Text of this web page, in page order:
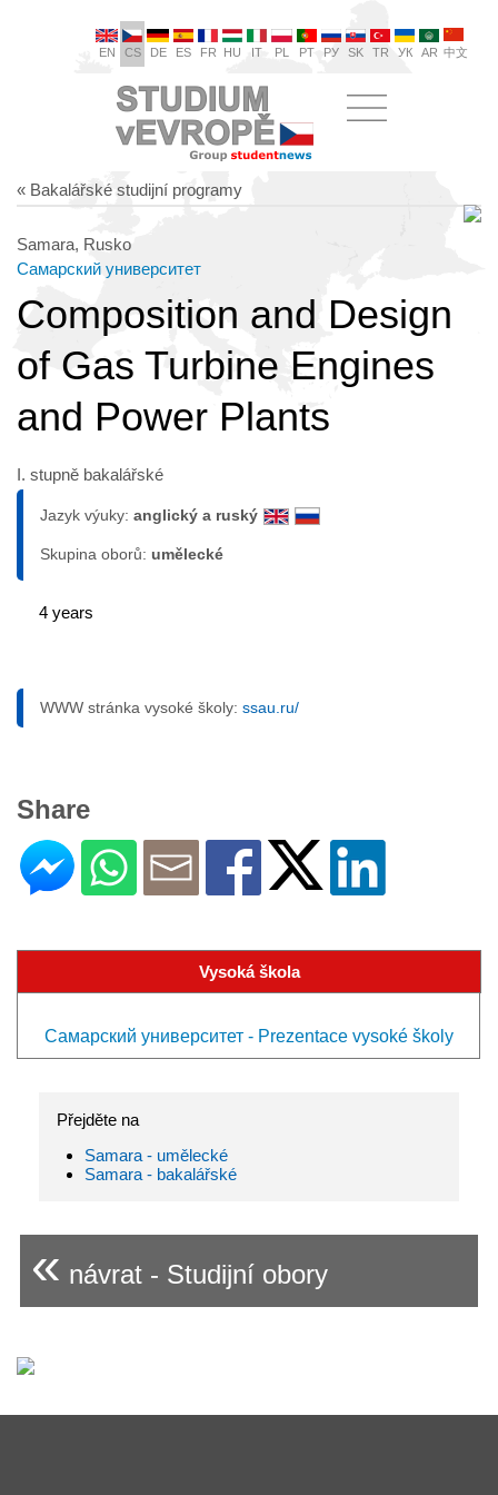
EN CS DE ES FR HU IT PL PT РУ SK TR УК AR 中文
« Bakalářské studijní programy
Samara, Rusko
Самарский университет
Composition and Design
of Gas Turbine Engines
and Power Plants
I. stupně bakalářské
Jazyk výuky: anglický a ruský
Skupina oborů: umělecké
4 years
WWW stránka vysoké školy: ssau.ru/
Share
Vysoká škola
Самарский университет - Prezentace vysoké školy
Přejděte na
Samara - umělecké
Samara - bakalářské
« návrat - Studijní obory